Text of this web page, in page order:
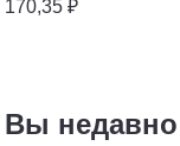
170,35 ₽
Вы